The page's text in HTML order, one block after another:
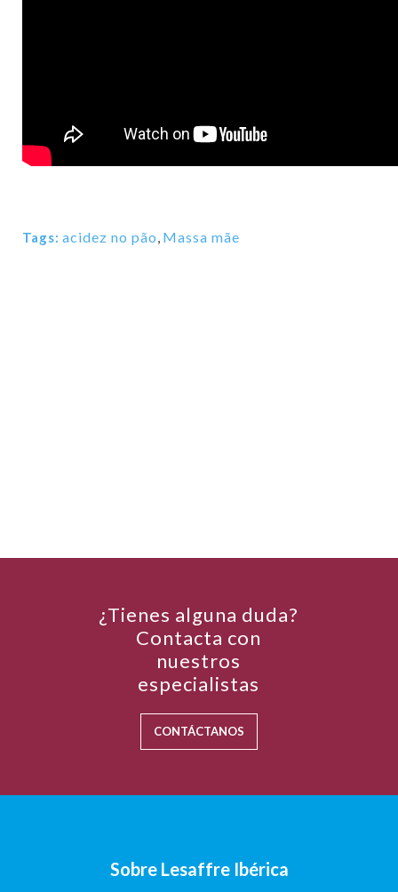
Tags: acidez no pão, Massa mãe
¿Tienes alguna duda?
Contacta con
nuestros
especialistas
CONTÁCTANOS
Sobre Lesaffre Ibérica